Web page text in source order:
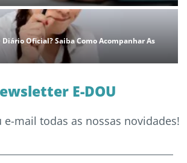
Oficial? Saiba Como Acompanhar As
E-DOU
e-mail todas as nossas novidades!